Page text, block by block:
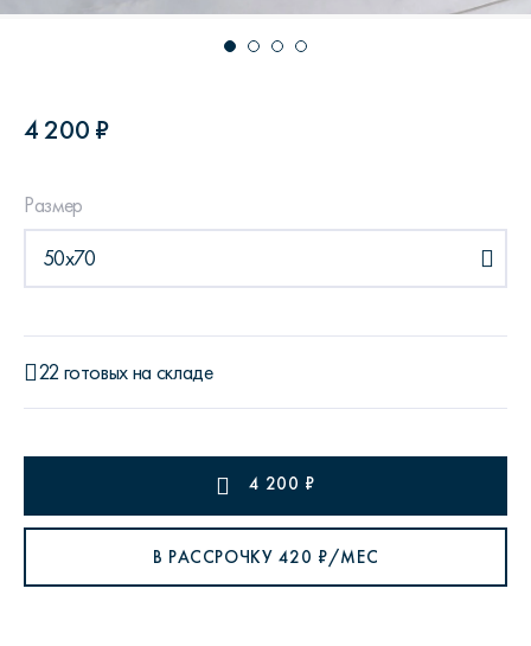
4 200 ₽
Размер
50x70
22 готовых на складе
4 200 ₽
В РАССРОЧКУ 420 ₽/МЕС